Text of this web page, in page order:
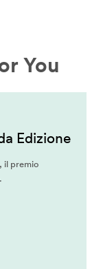
You
Edizione
il premio